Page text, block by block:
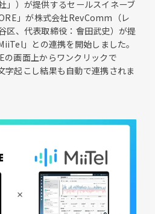
」）が提供するセールスイネーブ
」が株式会社RevComm（レ
区、代表取締役：會田武史）が提
」との連携を開始しました。
の画面上からワンクリックで
字起こし結果も自動で連携されま